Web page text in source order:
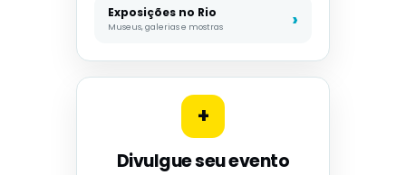
Exposições no Rio
Museus, galerias e mostras
+
Divulgue seu evento